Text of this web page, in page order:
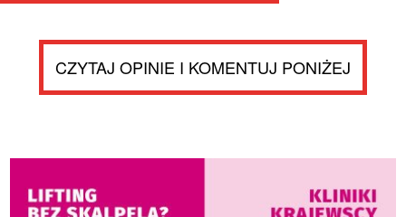
CZYTAJ OPINIE I KOMENTUJ PONIŻEJ